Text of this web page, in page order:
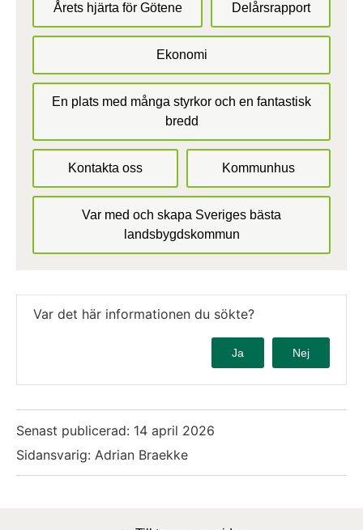
Årets hjärta för Götene Delårsrapport
Ekonomi
En plats med många styrkor och en fantastisk
bredd
Kontakta oss Kommunhus
Var med och skapa Sveriges bästa
landsbygdskommun
Var det här informationen du sökte?
Ja Nej
Senast publicerad: 14 april 2026
Sidansvarig: Adrian Braekke